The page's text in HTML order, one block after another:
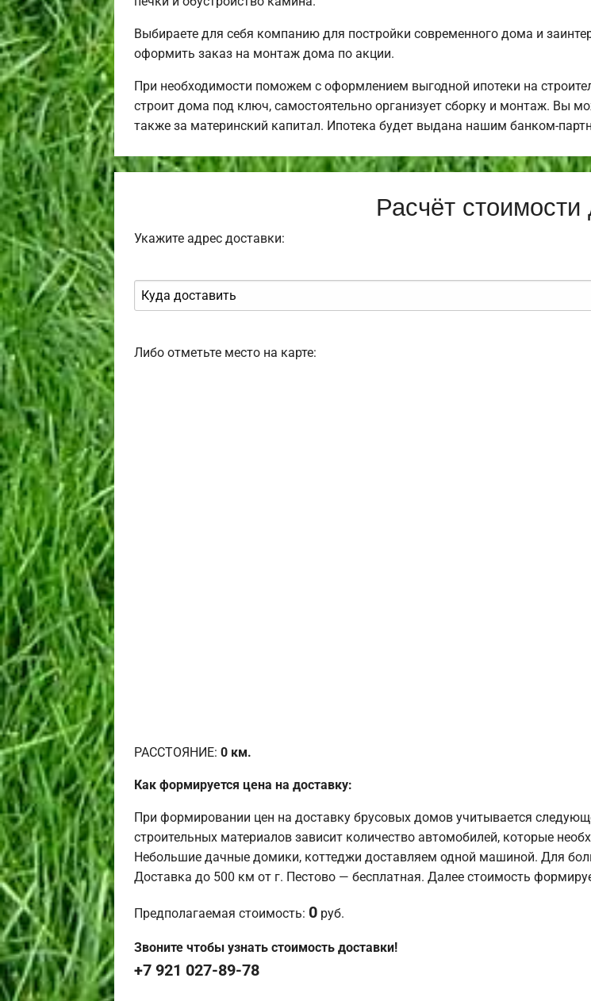
Выбираете для себя компанию для постройки современного дома и
оформить заказ на монтаж дома по акции.
При необходимости поможем с оформлением выгодной ипотеки на
строит дома под ключ, самостоятельно организует сборку и монтаж. Вы
также за материнский капитал. Ипотека будет выдана нашим банком-
Расчёт стоимости
Укажите адрес доставки:
Либо отметьте место на карте:
РАССТОЯНИЕ: 0 км.
Как формируется цена на доставку:
При формировании цен на доставку брусовых домов учитывается
строительных материалов зависит количество автомобилей, которые
Небольшие дачные домики, коттеджи доставляем одной машиной. Для
Доставка до 500 км от г. Пестово — бесплатная. Далее стоимость
Предполагаемая стоимость: 0 руб.
Звоните чтобы узнать стоимость доставки!
+7 921 027-89-78